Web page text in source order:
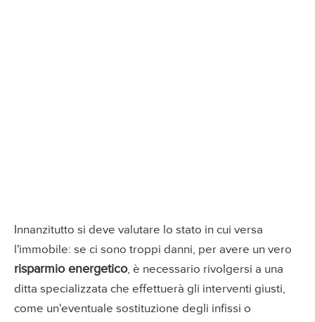
Innanzitutto si deve valutare lo stato in cui versa
l'immobile: se ci sono troppi danni, per avere un vero
risparmio energetico, è necessario rivolgersi a una
ditta specializzata che effettuerà gli interventi giusti,
come un'eventuale sostituzione degli infissi o